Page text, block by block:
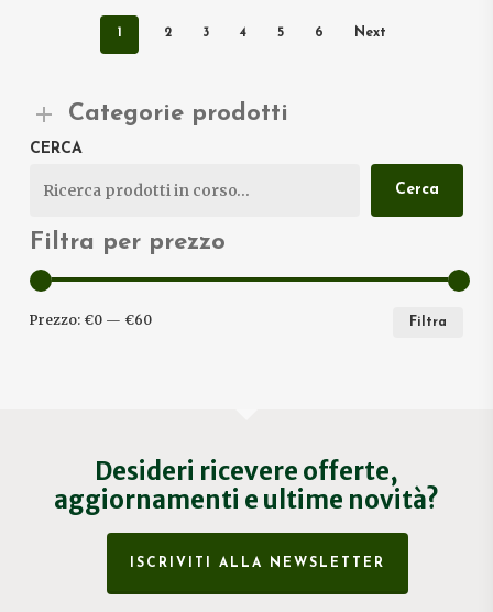
1 2 3 4 5 6 Next
Categorie prodotti
CERCA
Cerca
Filtra per prezzo
Filtra
Prezzo: €0— €60
Desideri ricevere offerte,
aggiornamenti e ultime novità?
ISCRIVITI ALLA NEWSLETTER